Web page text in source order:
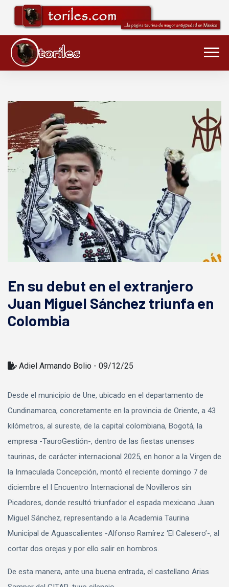
En su debut en el extranjero
Juan Miguel Sánchez triunfa en
Colombia
Adiel Armando Bolio - 09/12/25
Desde el municipio de Une, ubicado en el departamento de
Cundinamarca, concretamente en la provincia de Oriente, a 43
kilómetros, al sureste, de la capital colombiana, Bogotá, la
empresa -TauroGestión-, dentro de las fiestas unenses
taurinas, de carácter internacional 2025, en honor a la Virgen de
la Inmaculada Concepción, montó el reciente domingo 7 de
diciembre el I Encuentro Internacional de Novilleros sin
Picadores, donde resultó triunfador el espada mexicano Juan
Miguel Sánchez, representando a la Academia Taurina
Municipal de Aguascalientes -Alfonso Ramírez ‘El Calesero’-, al
cortar dos orejas y por ello salir en hombros.
De esta manera, ante una buena entrada, el castellano Arias